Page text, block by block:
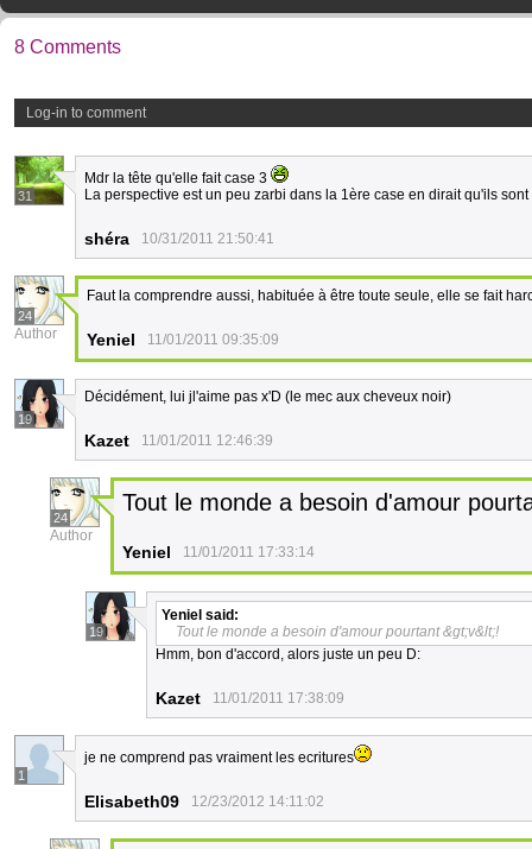
8 Comments
Log-in to comment
31
Mdr la tête qu'elle fait case 3
La perspective est un peu zarbi dans la 1ère case en dirait qu'ils
shéra 10/31/2011 21:50:41
24
Author
Faut la comprendre aussi, habituée à être toute seule, elle se fait
Yeniel 11/01/2011 09:35:09
19
Décidément, lui jl'aime pas x'D (le mec aux cheveux noir)
Kazet 11/01/2011 12:46:39
24
Author
Tout le monde a besoin d'amour
Yeniel 11/01/2011 17:33:14
19
Yeniel said:
Tout le monde a besoin d'amour pourtant &gt;v&lt;!
Hmm, bon d'accord, alors juste un peu D:
Kazet 11/01/2011 17:38:09
1
je ne comprend pas vraiment les ecritures
Elisabeth09 12/23/2012 14:11:02